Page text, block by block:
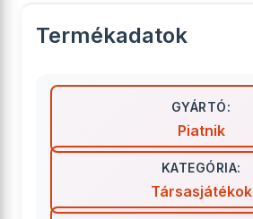
Termékadatok
GYÁRTÓ:
Piatnik
KATEGÓRIA:
Társasjátékok